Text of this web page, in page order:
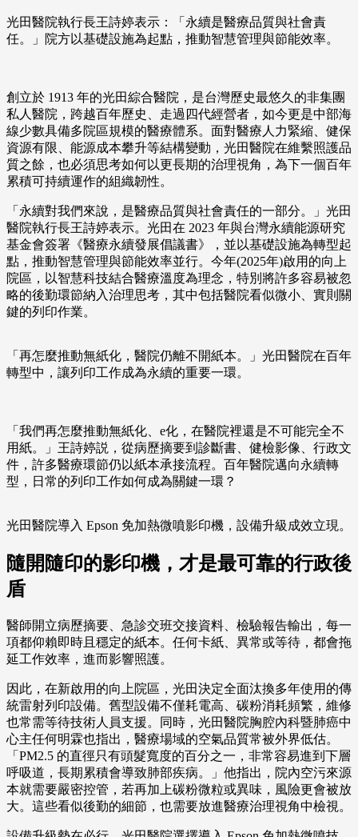
光田醫院執行長王詩婷表示：「永續是醫療品質與社會責
任。」院方以基礎設施為起點，推動智慧管理與節能效率。
創立於 1913 年的光田綜合醫院，是台灣歷史最悠久的非集團
私人醫院，跨越百年歷史、走過四代經營者，如今更是中部海
線少數具備多院區規模的醫療體系。面對醫療人力緊縮、健保
資源有限、能源成本攀升等結構變動，光田醫院在維繫照護品
質之餘，也必須思考如何以更長期的治理視角，為下一個百年
累積可持續運作的組織韌性。
「永續對我們來說，是醫療品質與社會責任的一部分。」光田
醫院執行長王詩婷表示。光田在 2023 年與台灣永續能源研究
基金會簽署《醫療永續發展倡議書》，並以基礎設施為轉型起
點，推動智慧管理與節能效率並行。今年(2025年)啟用的向上
院區，以智慧科技結合醫療溫度為理念，特別將許多容易被忽
略的後勤環節納入治理思考，其中包括醫院看似微小、實則關
鍵的列印作業。
「再怎麼推動無紙化，醫院仍離不開紙本。」光田醫院在百年
轉型中，讓列印工作成為永續的重要一環。
「我們再怎麼推動無紙化、e化，在醫院裡還是不可能完全不
用紙。」王詩婷説，從病歷摘要到診斷書、健檢影像、行政文
件，許多醫療環節仍以紙本承接流程。百年醫院邁向永續轉
型，日常的列印工作如何成為關鍵一環？
光田醫院導入 Epson 免加熱微噴影印機，設備升級成效立現。
隨開隨印的影印機，才是最可靠的行政後
盾
醫師開立病歷摘要、急診交班交接資料、檢驗報告輸出，每一
項都仰賴即時且穩定的紙本。任何卡紙、異常或等待，都會拖
延工作效率，進而影響照護。
因此，在新啟用的向上院區，光田決定全面汰換多年使用的傳
統雷射列印設備。舊型設備不僅耗電高、碳粉消耗頻繁，維修
也常需等待技術人員支援。同時，光田醫院胸腔內科暨肺癌中
心主任何明霖也指出，醫療場域的空氣品質常被外界低估。
「PM2.5 的直徑只有頭髮寬度的百分之一，非常容易進到下層
呼吸道，長期累積會導致肺部疾病。」他指出，院內空污來源
本就需要嚴密控管，若再加上碳粉微粒或異味，風險更會被放
大。這些看似後勤的細節，也需要放進醫療治理視角中檢視。